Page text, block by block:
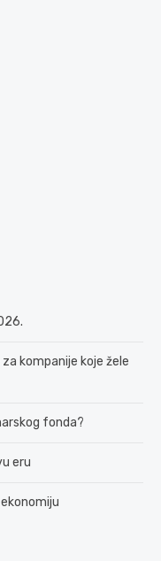
kompanije koje žele
fonda?
eru